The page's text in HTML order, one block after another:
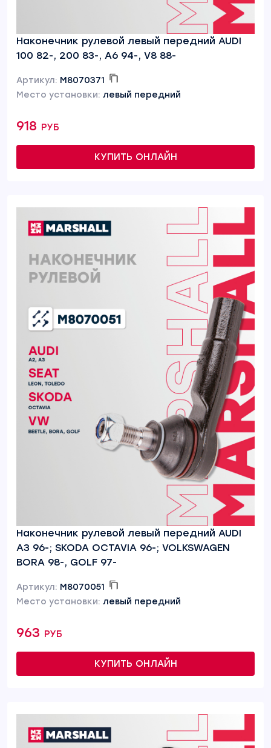
Наконечник рулевой левый передний AUDI
100 82-, 200 83-, A6 94-, V8 88-
Артикул: M8070371
Место установки: левый передний
918 руб
КУПИТЬ ОНЛАЙН
Наконечник рулевой левый передний AUDI
A3 96-; SKODA OCTAVIA 96-; VOLKSWAGEN
BORA 98-, GOLF 97-
Артикул: M8070051
Место установки: левый передний
963 руб
КУПИТЬ ОНЛАЙН